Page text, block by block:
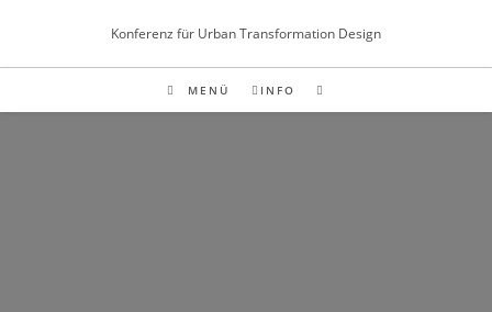
Konferenz für Urban Transformation Design
MENÜ INFO